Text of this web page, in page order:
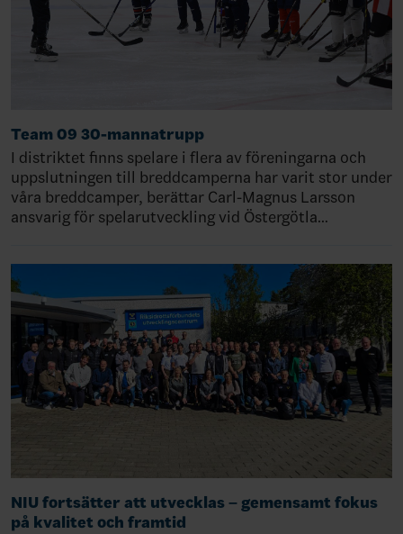
Team 09 30-mannatrupp
I distriktet finns spelare i flera av föreningarna och
uppslutningen till breddcamperna har varit stor under
våra breddcamper, berättar Carl-Magnus Larsson
ansvarig för spelarutveckling vid Östergötla…
NIU fortsätter att utvecklas – gemensamt fokus
på kvalitet och framtid